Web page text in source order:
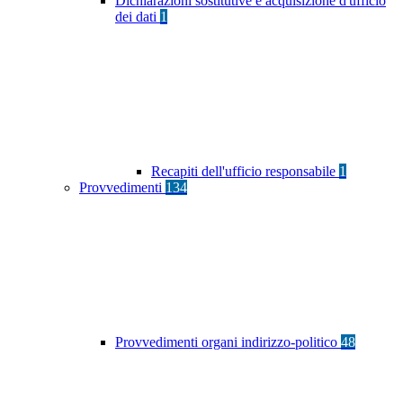
dei dati 1
Recapiti dell'ufficio responsabile 1
Provvedimenti 134
Provvedimenti organi indirizzo-politico 48